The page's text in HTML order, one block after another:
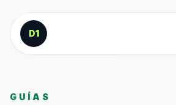
Saltar al contenido
D1
GUÍAS